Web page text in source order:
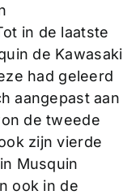
in de laatste
de Kawasaki
had geleerd
aangepast aan
de tweede
zijn vierde
Musquin
ook in de